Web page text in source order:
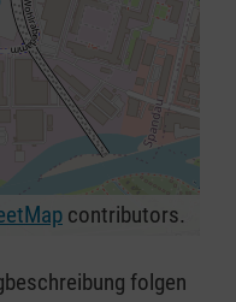
contributors.
folgen